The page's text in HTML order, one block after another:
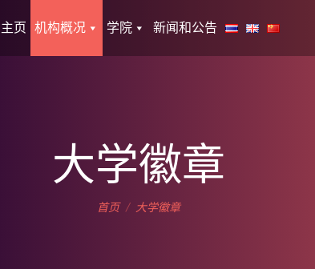
主页 机构概况 学院 新闻和公告
大学徽章
您在这里：
首页 大学徽章